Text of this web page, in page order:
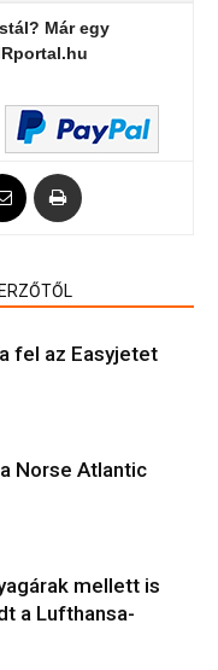
Már egy
fel az Easyjetet
Norse Atlantic
mellett is
a Lufthansa-